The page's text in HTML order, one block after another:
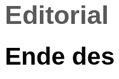
Editorial
Ende